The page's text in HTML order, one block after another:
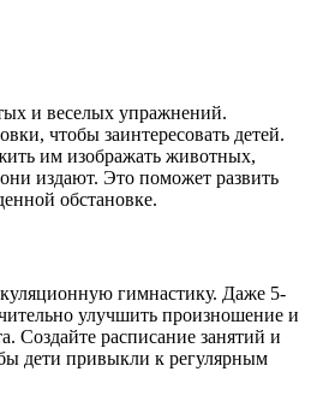
и веселых упражнений.
чтобы заинтересовать детей.
им изображать животных,
издают. Это поможет развить
обстановке.
гимнастику. Даже 5-
улучшить произношение и
Создайте расписание занятий и
дети привыкли к регулярным